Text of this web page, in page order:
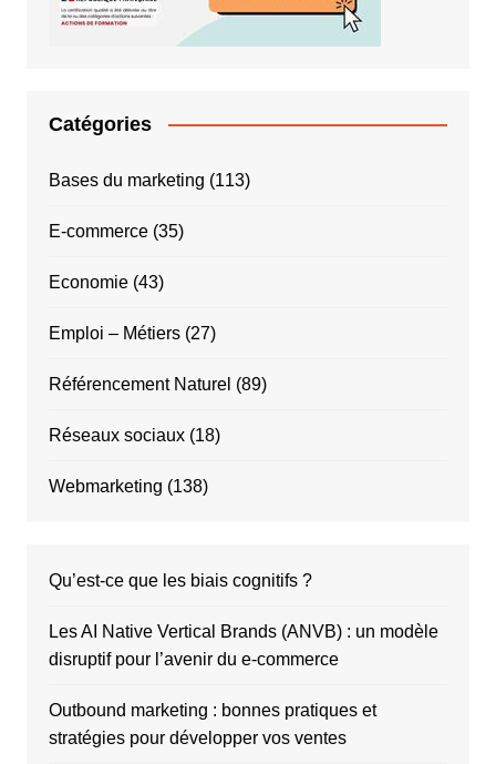
Catégories
Bases du marketing (113)
E-commerce(35)
Economie(43)
Emploi – Métiers(27)
Référencement Naturel (89)
Réseaux sociaux(18)
Webmarketing (138)
Qu’est-ce que les biais cognitifs ?
Les AI Native Vertical Brands (ANVB) : un modèle
disruptif pour l’avenir du e-commerce
Outbound marketing : bonnes pratiques et
stratégies pour développer vos ventes